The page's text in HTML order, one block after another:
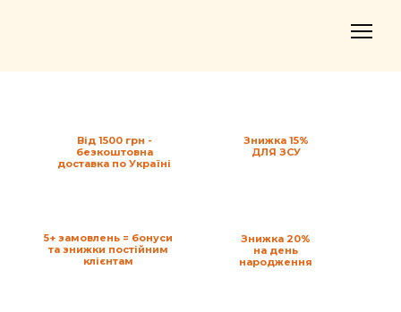
Знижка 15%
ДЛЯ ЗСУ
Від 1500 грн -
безкоштовна
доставка по Україні
5+ замовлень = бонуси
та знижки постійним
клієнтам
Знижка 20%
на день
народження